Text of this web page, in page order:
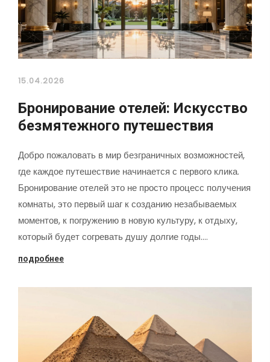
15.04.2026
Бронирование отелей: Искусство
безмятежного путешествия
Добро пожаловать в мир безграничных возможностей,
где каждое путешествие начинается с первого клика.
Бронирование отелей это не просто процесс получения
комнаты, это первый шаг к созданию незабываемых
моментов, к погружению в новую культуру, к отдыху,
который будет согревать душу долгие годы.…
подробнее